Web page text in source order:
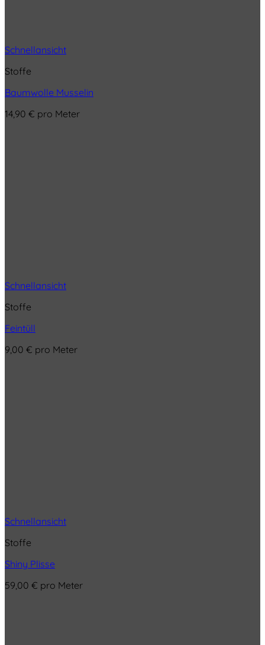
Schnellansicht
Stoffe
Baumwolle Musselin
14,90 € pro Meter
Schnellansicht
Stoffe
Feintüll
9,00 € pro Meter
Schnellansicht
Stoffe
Shiny Plisse
59,00 € pro Meter